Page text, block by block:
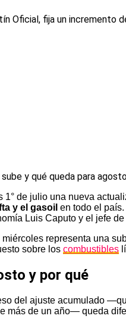
Oficial, fija un incremento
de julio una nueva
y el gasoil en todo el
Luis Caputo y el jefe de
representa una
sobre los combustibles
y por qué
del ajuste acumulado
más de un año— queda